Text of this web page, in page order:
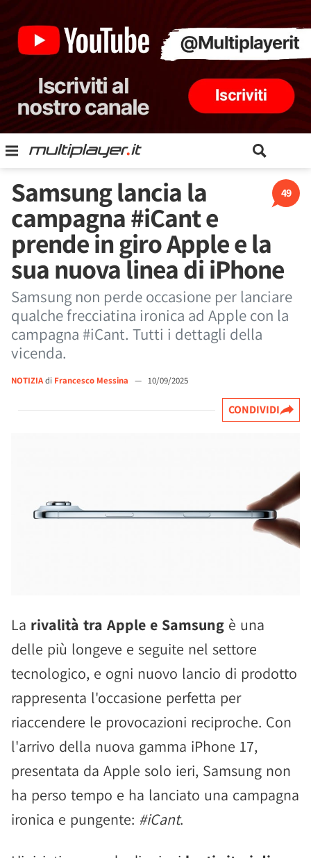
49
Samsung lancia la
campagna #iCant e
prende in giro Apple e la
sua nuova linea di iPhone
Samsung non perde occasione per lanciare
qualche frecciatina ironica ad Apple con la
campagna #iCant. Tutti i dettagli della
vicenda.
NOTIZIAdi Francesco Messina — 10/09/2025
CONDIVIDI
La rivalità tra Apple e Samsung è una
delle più longeve e seguite nel settore
tecnologico, e ogni nuovo lancio di prodotto
rappresenta l'occasione perfetta per
riaccendere le provocazioni reciproche. Con
l'arrivo della nuova gamma iPhone 17,
presentata da Apple solo ieri, Samsung non
ha perso tempo e ha lanciato una campagna
ironica e pungente: #iCant.